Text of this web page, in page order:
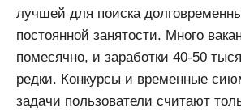
лучшей для поиска
постоянной занятости. Много
помесячно, и заработки 40-50
редки. Конкурсы и временные
задачи пользователи считают